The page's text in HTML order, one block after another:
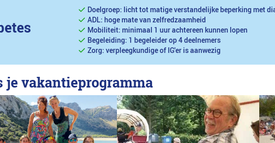
Doelgroep: licht tot matige verstandelijke beperking met
ADL: hoge mate van zelfredzaamheid
Mobiliteit: minimaal 1 uur achtereen kunnen lopen
Begeleiding: 1 begeleider op 4 deelnemers
Zorg: verpleegkundige of IG'er is aanwezig
je vakantieprogramma